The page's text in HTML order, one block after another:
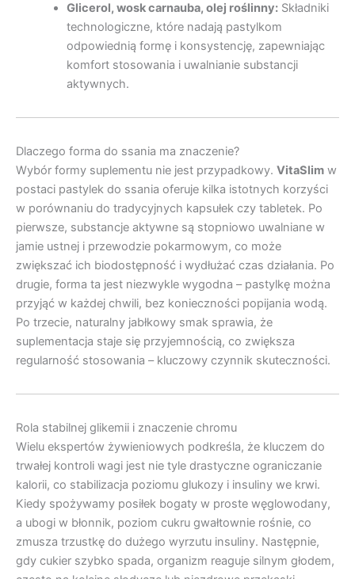
Glicerol, wosk carnauba, olej roślinny:Składniki
technologiczne, które nadają pastylkom
odpowiednią formę i konsystencję, zapewniając
komfort stosowania i uwalnianie substancji
aktywnych.
Dlaczego forma do ssania ma znaczenie?
Wybór formy suplementu nie jest przypadkowy. VitaSlim w
postaci pastylek do ssania oferuje kilka istotnych korzyści
w porównaniu do tradycyjnych kapsułek czy tabletek. Po
pierwsze, substancje aktywne są stopniowo uwalniane w
jamie ustnej i przewodzie pokarmowym, co może
zwiększać ich biodostępność i wydłużać czas działania. Po
drugie, forma ta jest niezwykle wygodna – pastylkę można
przyjąć w każdej chwili, bez konieczności popijania wodą.
Po trzecie, naturalny jabłkowy smak sprawia, że
suplementacja staje się przyjemnością, co zwiększa
regularność stosowania – kluczowy czynnik skuteczności.
Rola stabilnej glikemii i znaczenie chromu
Wielu ekspertów żywieniowych podkreśla, że kluczem do
trwałej kontroli wagi jest nie tyle drastyczne ograniczanie
kalorii, co stabilizacja poziomu glukozy i insuliny we krwi.
Kiedy spożywamy posiłek bogaty w proste węglowodany,
a ubogi w błonnik, poziom cukru gwałtownie rośnie, co
zmusza trzustkę do dużego wyrzutu insuliny. Następnie,
gdy cukier szybko spada, organizm reaguje silnym głodem,